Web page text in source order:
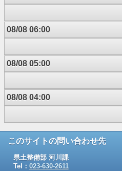
08/08 06:00
08/08 05:00
08/08 04:00
このサイトの問い合わせ先
県土整備部 河川課
Tel： 023-630-2611